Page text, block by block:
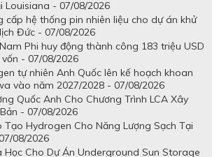
Louisiana - 07/08/2026
cấp hệ thống pin nhiên liệu cho dự án khử
Đức - 07/08/2026
Phi huy động thành công 183 triệu USD
- 07/08/2026
tự nhiên Anh Quốc lên kế hoạch khoan
vào năm 2027/2028 - 07/08/2026
Quốc Anh Cho Chương Trình LCA Xây
- 07/08/2026
Hydrogen Cho Năng Lượng Sạch Tại
08/2026
Học Cho Dự Án Underground Sun Storage